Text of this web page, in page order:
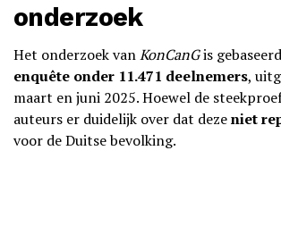
onderzoek
Het onderzoek vanKonCanGis
enquête onder 11.471 deelnemers,
maart en juni 2025. Hoewel de
auteurs er duidelijk over dat dezeniet
voor de Duitse bevolking.